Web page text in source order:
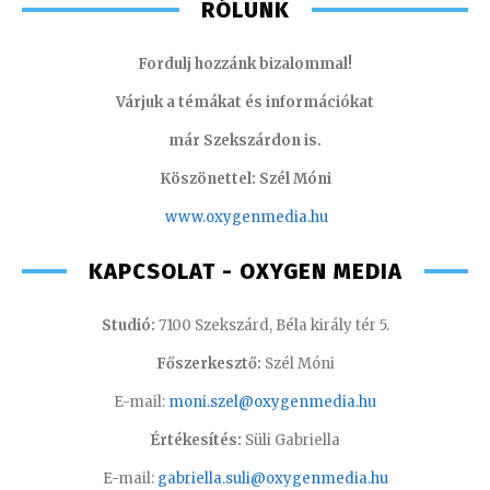
RÓLUNK
Fordulj hozzánk bizalommal!
Várjuk a témákat és információkat
már Szekszárdon is.
Köszönettel: Szél Móni
www.oxygenmedia.hu
KAPCSOLAT - OXYGEN MEDIA
Studió: 7100 Szekszárd, Béla király tér 5.
Főszerkesztő: Szél Móni
E-mail: moni.szel@oxygenmedia.hu
Értékesítés: Süli Gabriella
E-mail: gabriella.suli@oxygenmedia.hu